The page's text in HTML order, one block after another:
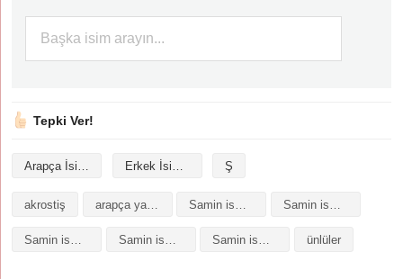
Tepki Ver!
Arapça İsimler Erkek İsimleri Ş
akrostiş arapça yazılışı
Samin isminin baş harfleriyle şiir Samin isminin kökeni Samin isminin numerolojisi ünlüler